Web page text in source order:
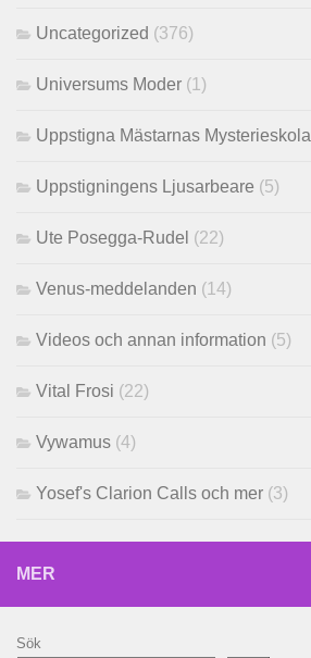
Uncategorized (376)
Universums Moder (1)
Uppstigna Mästarnas Mysterieskola
Uppstigningens Ljusarbeare (5)
Ute Posegga-Rudel (22)
Venus-meddelanden (14)
Videos och annan information (5)
Vital Frosi (22)
Vywamus (4)
Yosef's Clarion Calls och mer (3)
MER
Sök